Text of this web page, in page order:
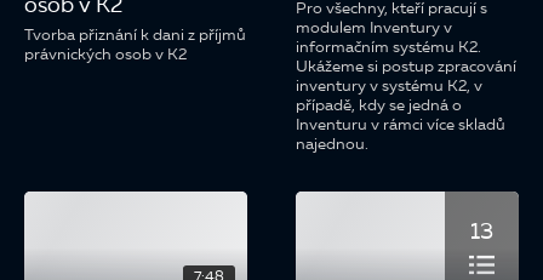
osob v K2
Tvorba přiznání k dani z příjmů
právnických osob v K2
Pro všechny, kteří pracují s
modulem Inventury v
informačním systému K2.
Ukážeme si postup zpracování
inventury v systému K2, v
případě, kdy se jedná o
Inventuru v rámci více skladů
najednou.
13